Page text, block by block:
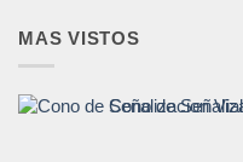
MAS VISTOS
Cono de